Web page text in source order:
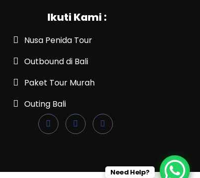
Ikuti Kami :
Nusa Penida Tour
Outbound di Bali
Paket Tour Murah
Outing Bali
Need Help?